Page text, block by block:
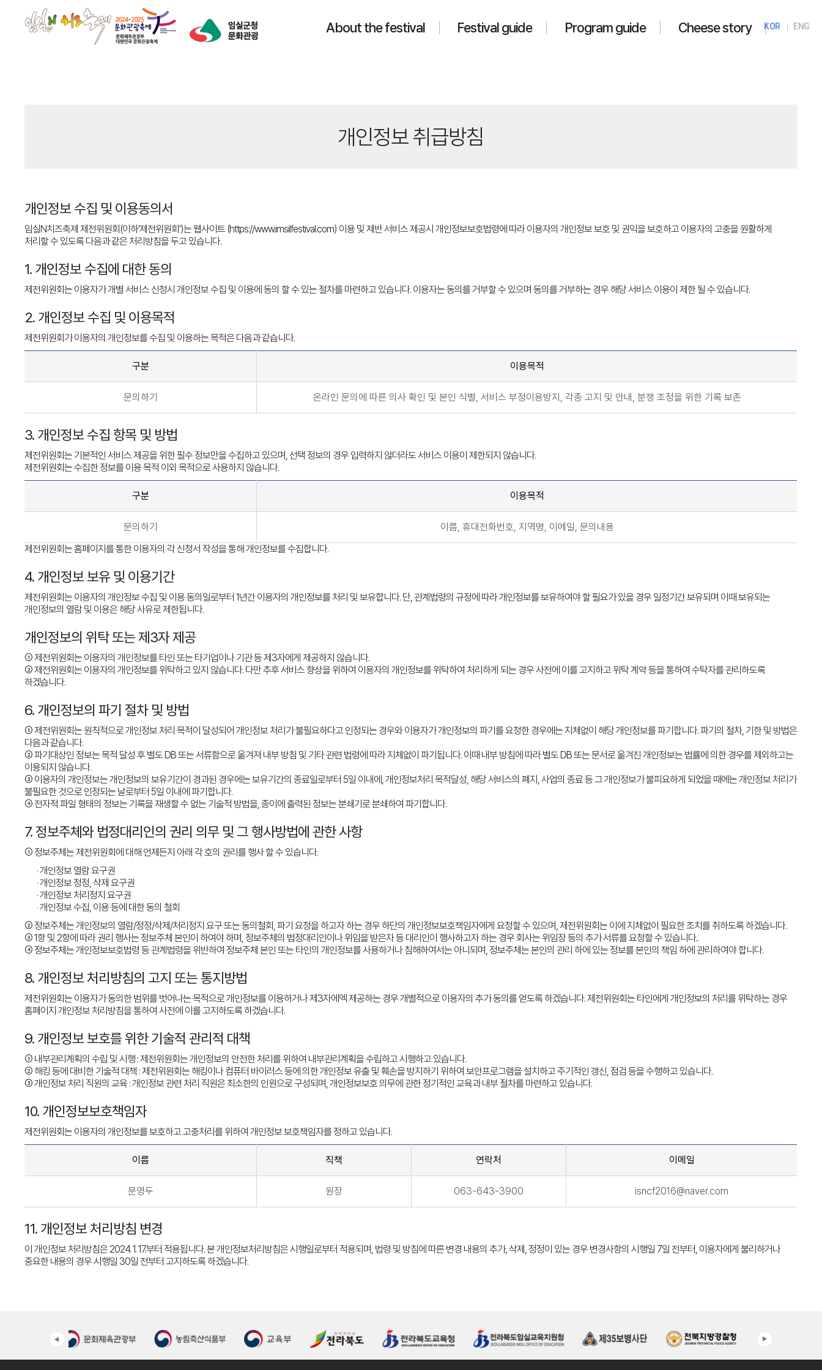
About the festival Festival guide Program guide Cheese story KOR ENG
개인정보 취급방침
개인정보 수집 및 이용동의서
임실N치즈축제 제전위원회(이하‘제전위원회’)는 웹사이트 (https://www.imsilfestival.com) 이용 및 제반 서비스 제공시 개인정보보호법령에 따라 이용자의 개인정보 보호 및 권익을 보호하고 이용자의 고충을 원활하게
처리할 수 있도록 다음과 같은 처리방침을 두고 있습니다.
1. 개인정보 수집에 대한 동의
제전위원회는 이용자가 개별 서비스 신청시 개인정보 수집 및 이용에 동의 할 수 있는 절차를 마련하고 있습니다. 이용자는 동의를 거부할 수 있으며 동의를 거부하는 경우 해당 서비스 이용이 제한 될 수 있습니다.
2. 개인정보 수집 및 이용목적
제전위원회가 이용자의 개인정보를 수집 및 이용하는 목적은 다음과 같습니다.
구분 이용목적
문의하기 온라인 문의에 따른 의사 확인 및 본인 식별, 서비스 부정이용방지, 각종 고지 및 안내, 분쟁 조정을 위한 기록 보존
3. 개인정보 수집 항목 및 방법
제전위원회는 기본적인 서비스 제공을 위한 필수 정보만을 수집하고 있으며, 선택 정보의 경우 입력하지 않더라도 서비스 이용이 제한되지 않습니다.
제전위원회는 수집한 정보를 이용 목적 이외 목적으로 사용하지 않습니다.
구분 이용목적
문의하기
이름, 휴대전화번호, 지역명, 이메일, 문의내용
제전위원회는 홈페이지를 통한 이용자의 각 신청서 작성을 통해 개인정보를 수집합니다.
4. 개인정보 보유 및 이용기간
제전위원회는 이용자의 개인정보 수집 및 이용 동의일로부터 1년간 이용자의 개인정보를 처리 및 보유합니다. 단, 관계법령의 규정에 따라 개인정보를 보유하여야 할 필요가 있을 경우 일정기간 보유되며 이때 보유되는
개인정보의 열람 및 이용은 해당 사유로 제한됩니다.
개인정보의 위탁 또는 제3자 제공
① 제전위원회는 이용자의 개인정보를 타인 또는 타기업이나 기관 등 제3자에게 제공하지 않습니다.
② 제전위원회는 이용자의 개인정보를 위탁하고 있지 않습니다. 다만 추후 서비스 향상을 위하여 이용자의 개인정보를 위탁하여 처리하게 되는 경우 사전에 이를 고지하고 위탁 계약 등을 통하여 수탁자를 관리하도록
하겠습니다.
6. 개인정보의 파기 절차 및 방법
① 제전위원회는 원칙적으로 개인정보 처리 목적이 달성되어 개인정보 처리가 불필요하다고 인정되는 경우와 이용자가 개인정보의 파기를 요청한 경우에는 지체없이 해당 개인정보를 파기합니다. 파기의 절차, 기한 및 방법은
다음과 같습니다.
② 파기대상인 정보는 목적 달성 후 별도 DB 또는 서류함으로 옮겨져 내부 방침 및 기타 관련 법령에 따라 지체없이 파기됩니다. 이때 내부 방침에 따라 별도 DB 또는 문서로 옮겨진 개인정보는 법률에 의한 경우를 제외하고는
이용되지 않습니다.
③ 이용자의 개인정보는 개인정보의 보유기간이 경과된 경우에는 보유기간의 종료일로부터 5일 이내에, 개인정보처리 목적달성, 해당 서비스의 폐지, 사업의 종료 등 그 개인정보가 불피요하게 되었을 때에는 개인정보 처리가
불필요한 것으로 인정되는 날로부터 5일 이내에 파기합니다.
④ 전자적 파일 형태의 정보는 기록을 재생할 수 없는 기술적 방법을, 종이에 출력된 정보는 분쇄기로 분쇄하여 파기합니다.
7. 정보주체와 법정대리인의 권리 의무 및 그 행사방법에 관한 사항
① 정보주체는 제전위원회에 대해 언제든지 아래 각 호의 권리를 행사 할 수 있습니다.
· 개인정보 열람 요구권
· 개인정보 정정, 삭제 요구권
· 개인정보 처리정지 요구권
· 개인정보 수집, 이용 등에 대한 동의 철회
② 정보주체는 개인정보의 열람/정정/삭제/처리정지 요구 또는 동의철회, 파기 요청을 하고자 하는 경우 하단의 개인정보보호책임자에게 요청할 수 있으며, 제전위원회는 이에 지체없이 필요한 조치를 취하도록 하겠습니다.
③ 1항 및 2항에 따라 권리 행사는 정보주체 본인이 하여야 하며, 정보주체의 법정대리인이나 위임을 받은자 등 대리인이 행사하고자 하는 경우 회사는 위임장 등의 추가 서류를 요청할 수 있습니다..
④ 정보주체는 개인정보보호법령 등 관계법령을 위반하여 정보주체 본인 또는 타인의 개인정보를 사용하거나 침해하여서는 아니되며, 정보주체는 본인의 관리 하에 있는 정보를 본인의 책임 하에 관리하여야 합니다.
8. 개인정보 처리방침의 고지 또는 통지방법
제전위원회는 이용자가 동의한 범위를 벗어나는 목적으로 개인정보를 이용하거나 제3자에엑 제공하는 경우 개별적으로 이용자의 추가 동의를 얻도록 하겠습니다. 제전위원회는 타인에게 개인정보의 처리를 위탁하는 경우
홈페이지 개인정보 처리방침을 통하여 사전에 이를 고지하도록 하겠습니다.
9. 개인정보 보호를 위한 기술적 관리적 대책
① 내부관리계획의 수립 및 시행 : 제전위원회는 개인정보의 안전한 처리를 위하여 내부관리계획을 수립하고 시행하고 있습니다.
② 해킹 등에 대비한 기술적 대책 : 제전위원회는 해킹이나 컴퓨터 바이러스 등에 의한 개인정보 유출 및 훼손을 방지하기 위하여 보안프로그램을 설치하고 주기적인 갱신, 점검 등을 수행하고 있습니다.
③ 개인정보 처리 직원의 교육 : 개인정보 관련 처리 직원은 최소한의 인원으로 구성되며, 개인정보보호 의무에 관한 정기적인 교육과 내부 절차를 마련하고 있습니다.
10. 개인정보보호책임자
제전위원회는 이용자의 개인정보를 보호하고 고충처리를 위하여 개인정보 보호책임자를 정하고 있습니다.
이름 직책 연락처 이메일
문영두 원장 063-643-3900 isncf2016@naver.com
11. 개인정보 처리방침 변경
이 개인정보 처리방침은 2024. 1. 17.부터 적용됩니다. 본 개인정보처리방침은 시행일로부터 적용되며, 법령 및 방침에 따른 변경 내용의 추가, 삭제, 정정이 있는 경우 변경사항의 시행일 7일 전부터, 이용자에게 불리하거나
중요한 내용의 경우 시행일 30일 전부터 고지하도록 하겠습니다.